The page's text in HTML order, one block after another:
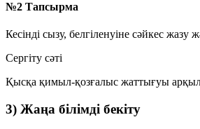
№2 Тапсырма
Кесінді сызу, белгіленуіне сәйкес жазу
Сергіту сәті
Қысқа қимыл-қозғалыс жаттығуы
3) Жаңа білімді бекіту